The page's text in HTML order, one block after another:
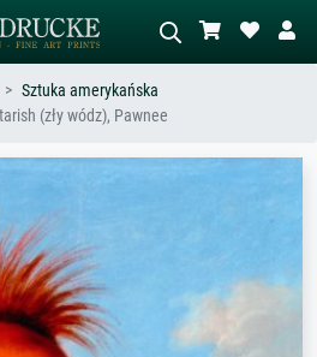
Sztuka amerykańska
(zły wódz), Pawnee